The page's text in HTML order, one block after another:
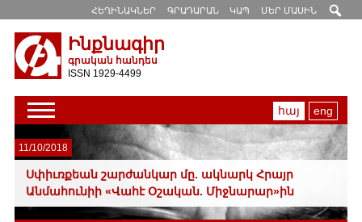
ՀԵՂԻՆԱԿՆԵՐ ԳՐԱԴԱՐԱՆ ԿԱՊ ՄԵՐ ՄԱՍԻՆ
Ինքնագիր
գրական հանդես
ISSN 1929-4499
հայ eng
11/10/2018
Սփիւռքեան շարժանկար մը. ակնարկ Հրայր
Անմահունիի «Վահէ Օշական. Միջնարար»ին